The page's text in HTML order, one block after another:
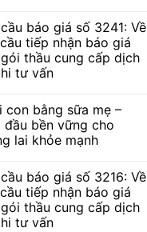
báo giá số 3241: Về
tiếp nhận báo giá
thầu cung cấp dịch
tư vấn
con bằng sữa mẹ –
đầu bền vững cho
lai khỏe mạnh
báo giá số 3216: Về
tiếp nhận báo giá
thầu cung cấp dịch
tư vấn